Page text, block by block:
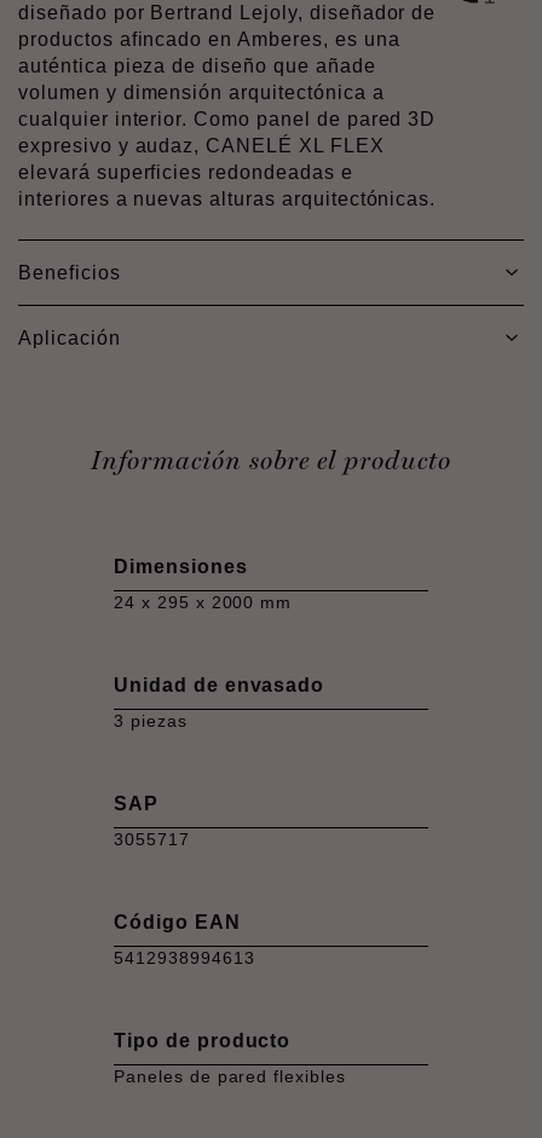
diseñado por Bertrand Lejoly, diseñador de
productos afincado en Amberes, es una
auténtica pieza de diseño que añade
volumen y dimensión arquitectónica a
cualquier interior. Como panel de pared 3D
expresivo y audaz, CANELÉ XL FLEX
elevará superficies redondeadas e
interiores a nuevas alturas arquitectónicas.
Beneficios
Aplicación
Información sobre el producto
Dimensiones
24 x 295 x 2000 mm
Unidad de envasado
3 piezas
SAP
3055717
Código EAN
5412938994613
Tipo de producto
Paneles de pared flexibles